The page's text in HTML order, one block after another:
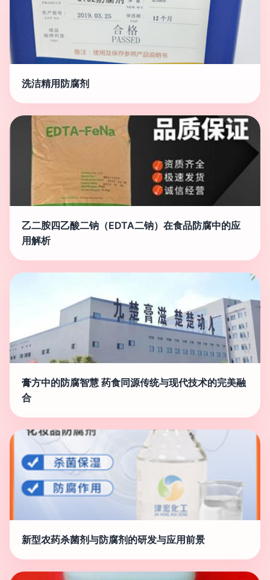
洗洁精用防腐剂
乙二胺四乙酸二钠（EDTA二钠）在食品防腐中的应
用解析
膏方中的防腐智慧 药食同源传统与现代技术的完美融
合
新型农药杀菌剂与防腐剂的研发与应用前景